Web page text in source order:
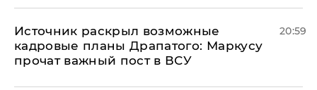
​Источник раскрыл возможные
кадровые планы Драпатого: Маркусу
прочат важный пост в ВСУ
20:59